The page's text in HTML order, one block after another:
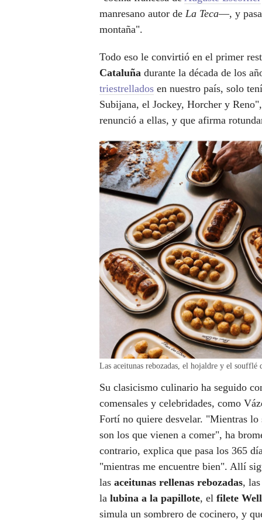
manresano autor de La Teca—, y pasa
montaña".
Todo eso le convirtió en el primer
Cataluña durante la década de los
triestrellados en nuestro país, solo
Subijana, el Jockey, Horcher y
renunció a ellas, y que afirma
Las aceitunas rebozadas, el hojaldre y el
Su clasicismo culinario ha seguido
comensales y celebridades, como
Fortí no quiere desvelar. "Mientras
son los que vienen a comer", ha
contrario, explica que pasa los 365
"mientras me encuentre bien". Allí
las aceitunas rellenas rebozadas,
la lubina a la papillote, el filete
simula un sombrero de cocinero, y